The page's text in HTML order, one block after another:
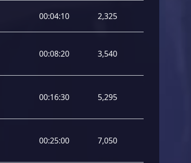
00:04:10 2,325
00:08:20 3,540
00:16:30 5,295
00:25:00 7,050